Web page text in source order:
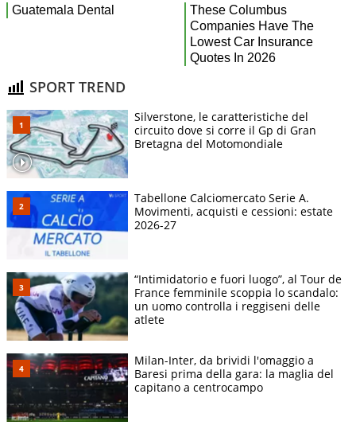
SPORT TREND
Silverstone, le caratteristiche del
circuito dove si corre il Gp di Gran
Bretagna del Motomondiale
Tabellone Calciomercato Serie A.
Movimenti, acquisti e cessioni: estate
2026-27
“Intimidatorio e fuori luogo”, al Tour de
France femminile scoppia lo scandalo:
un uomo controlla i reggiseni delle
atlete
Milan-Inter, da brividi l'omaggio a
Baresi prima della gara: la maglia del
capitano a centrocampo